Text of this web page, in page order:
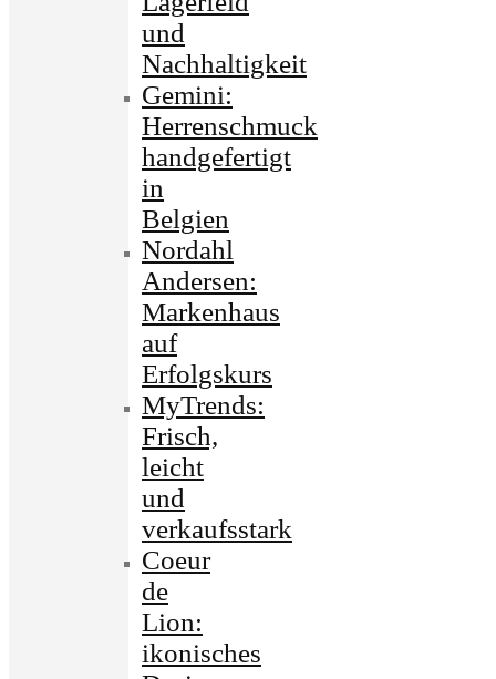
und
Nachhaltigkeit
Gemini:
Herrenschmuck
handgefertigt
in
Belgien
Nordahl
Andersen:
Markenhaus
auf
Erfolgskurs
MyTrends:
Frisch,
leicht
und
verkaufsstark
Coeur
de
Lion:
ikonisches